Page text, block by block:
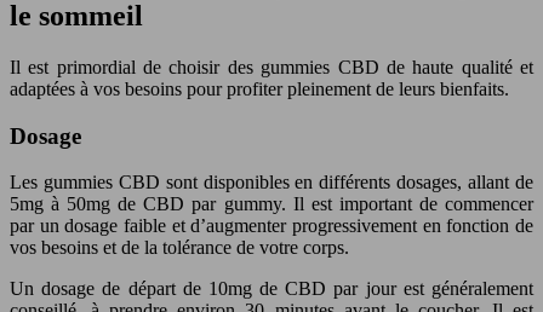
le sommeil
Il est primordial de choisir des gummies CBD de haute qualité et
adaptées à vos besoins pour profiter pleinement de leurs bienfaits.
Dosage
Les gummies CBD sont disponibles en différents dosages, allant de
5mg à 50mg de CBD par gummy. Il est important de commencer
par un dosage faible et d’augmenter progressivement en fonction de
vos besoins et de la tolérance de votre corps.
Un dosage de départ de 10mg de CBD par jour est généralement